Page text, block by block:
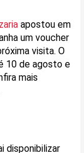
apostou em
um voucher
visita. O
10 de agosto e
mais
disponibilizar